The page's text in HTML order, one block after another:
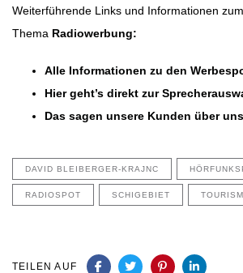
Weiterführende Links und Informationen zum
Thema Radiowerbung:
Alle Informationen zu den
Hier geht’s direkt zur
Das sagen unsere Kunden über
DAVID BLEIBERGER-KRAJNC
RADIOSPOT SCHIGEBIET
TEILEN AUF